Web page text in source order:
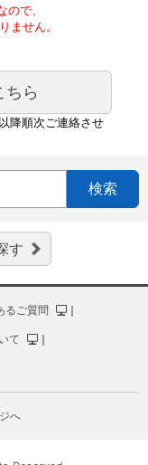
で、
ません。
ちら
降順次ご連絡させ
検索
す
るご質問 ｜
て ｜
へ